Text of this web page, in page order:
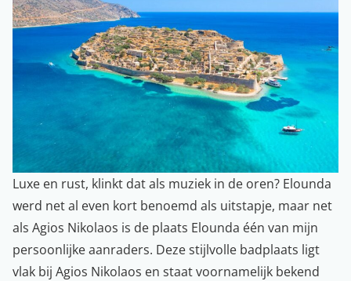
Luxe en rust, klinkt dat als muziek in de oren? Elounda
werd net al even kort benoemd als uitstapje, maar net
als Agios Nikolaos is de plaats Elounda één van mijn
persoonlijke aanraders. Deze stijlvolle badplaats ligt
vlak bij Agios Nikolaos en staat voornamelijk bekend